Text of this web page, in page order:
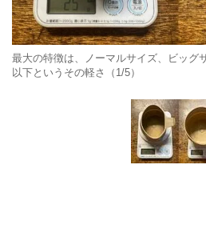
最大の特徴は、ノーマルサイズ、ビッグ
以下というその軽さ（1/5）